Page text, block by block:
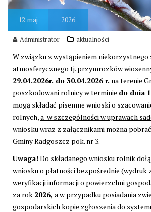
12 maj 2026
Administrator aktualności
W związku z wystąpieniem niekorzystnego
atmosferycznego tj. przymrozków
29.04.2026r. do 30.04.2026 r. na terenie
poszkodowani rolnicy w terminie do dnia
mogą składać pisemne wnioski o
rolnych,a w szczególności w uprawach
wniosku wraz z załącznikami można
Gminy Radgoszcz pok. nr 3.
Uwaga!Do składanego wniosku rolnik
wniosku o płatności bezpośrednie (wydruk
weryfikacji informacji o powierzchni
za rok 2026, a w przypadku posiadania
gospodarskich kopie zgłoszenia do